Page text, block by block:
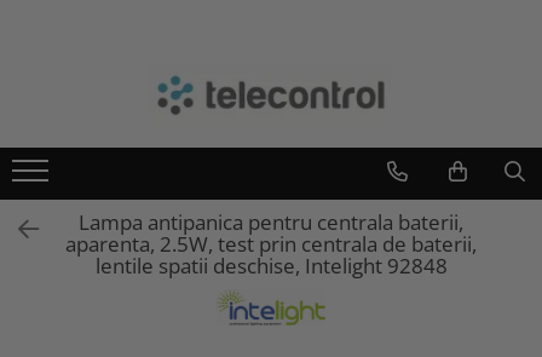
Teletask
Intelight
Hikvision
Lampa antipanica pentru centrala baterii,
aparenta, 2.5W, test prin centrala de baterii,
lentile spatii deschise, Intelight 92848